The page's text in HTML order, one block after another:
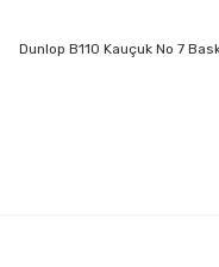
Dunlop B110 Kauçuk No 7